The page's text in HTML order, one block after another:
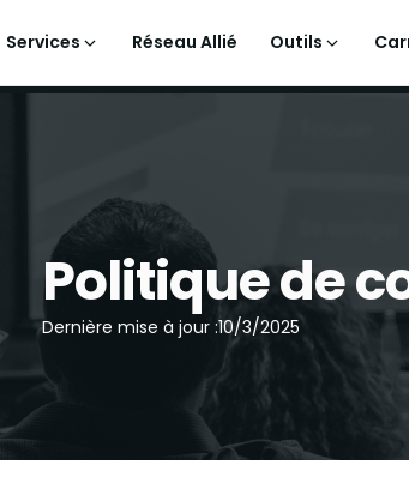
Services Réseau Allié Outils
Politique de
Dernière mise à jour :10/3/2025